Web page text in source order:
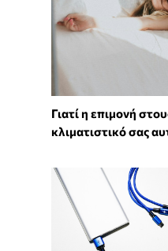
Γιατί η επιμονή
κλιματιστικό σας